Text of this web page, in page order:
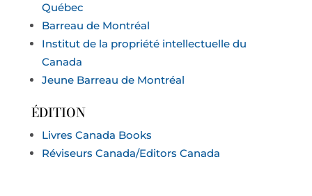
Québec
Barreau de Montréal
Institut de la propriété intellectuelle du
Canada
Jeune Barreau de Montréal
ÉDITION
Livres Canada Books
Réviseurs Canada/Editors Canada